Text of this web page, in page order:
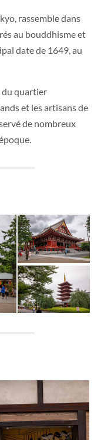
rassemble dans
au bouddhisme et
date de 1649, au
du quartier
et les artisans de
de nombreux